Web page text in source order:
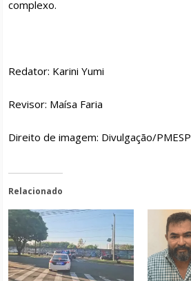
complexo.
Redator: Karini Yumi
Revisor: Maísa Faria
Direito de imagem: Divulgação/PMESP
Relacionado